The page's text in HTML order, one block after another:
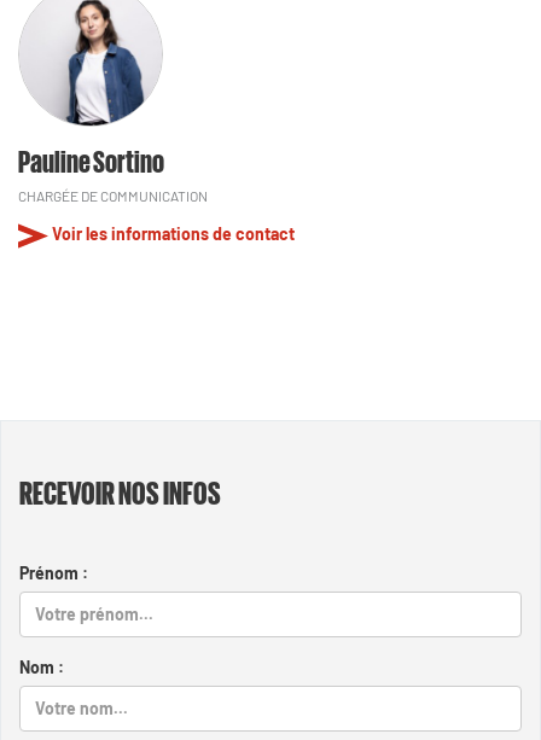
Pauline Sortino
CHARGÉE DE COMMUNICATION
Voir les informations de contact
RECEVOIR NOS INFOS
Prénom :
Nom :